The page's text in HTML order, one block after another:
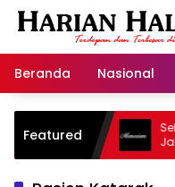
Langsung
Beranda
Nasional
Featured
Warisan
Jalan